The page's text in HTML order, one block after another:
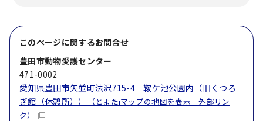
このページに関するお問合せ
豊田市動物愛護センター
471-0002
愛知県豊田市矢並町法沢715-4 鞍ケ池公園内（旧くつろ
ぎ館（休憩所））（とよたiマップの地図を表示 外部リン
ク）